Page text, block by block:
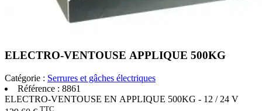
ELECTRO-VENTOUSE APPLIQUE 500KG
Catégorie : Serrures et gâches électriques
Référence : 8861
ELECTRO-VENTOUSE EN APPLIQUE 500KG - 12 / 24 V
TTC